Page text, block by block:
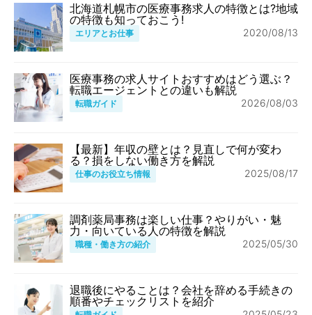
北海道札幌市の医療事務求人の特徴とは?地域
の特徴も知っておこう!
エリアとお仕事 2020/08/13
医療事務の求人サイトおすすめはどう選ぶ？
転職エージェントとの違いも解説
転職ガイド 2026/08/03
【最新】年収の壁とは？見直しで何が変わ
る？損をしない働き方を解説
仕事のお役立ち情報 2025/08/17
調剤薬局事務は楽しい仕事？やりがい・魅
力・向いている人の特徴を解説
職種・働き方の紹介 2025/05/30
退職後にやることは？会社を辞める手続きの
順番やチェックリストを紹介